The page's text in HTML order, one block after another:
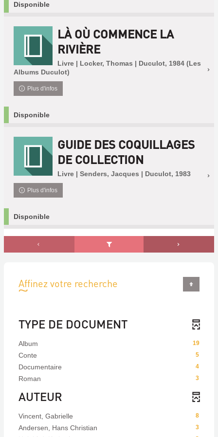
Disponible
LÀ OÙ COMMENCE LA
RIVIÈRE
Livre | Locker, Thomas | Duculot, 1984 (Les
Albums Duculot)
Plus d'infos
Disponible
GUIDE DES COQUILLAGES
DE COLLECTION
Livre | Senders, Jacques | Duculot, 1983
Plus d'infos
Disponible
Affinez votre recherche
TYPE DE DOCUMENT
19
Album
5
Conte
4
Documentaire
3
Roman
AUTEUR
8
Vincent, Gabrielle
3
Andersen, Hans Christian